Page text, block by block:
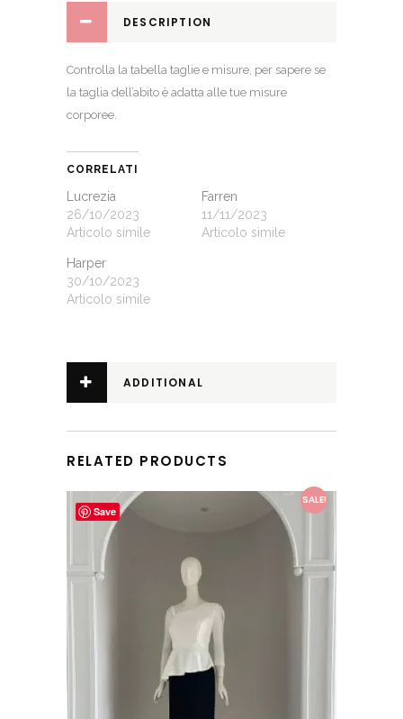
DESCRIPTION
Controlla la tabella taglie e misure, per sapere se
la taglia dell’abito è adatta alle tue misure
corporee.
CORRELATI
Lucrezia
26/10/2023
Articolo simile
Farren
11/11/2023
Articolo simile
Harper
30/10/2023
Articolo simile
ADDITIONAL
RELATED PRODUCTS
Save
SALE!
This product has multiple variants. The options may be chosen on the product page